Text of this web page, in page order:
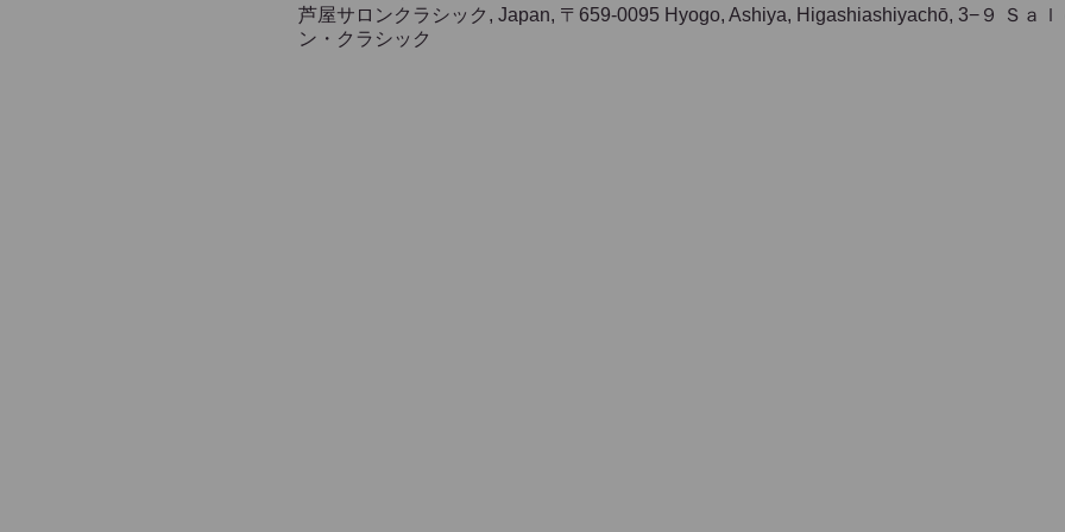
芦屋サロンクラシック, Japan, 〒659-0095 Hyogo, Ashiya, Higashiashiyachō, 3−９ Ｓａ
ン・クラシック